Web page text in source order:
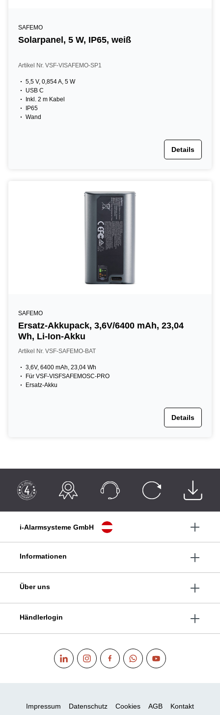
SAFEMO
Solarpanel, 5 W, IP65, weiß
Artikel Nr. VSF-VISAFEMO-SP1
5,5 V, 0,854 A, 5 W
USB C
Inkl. 2 m Kabel
IP65
Wand
Details
SAFEMO
Ersatz-Akkupack, 3,6V/6400 mAh, 23,04
Wh, Li-Ion-Akku
Artikel Nr. VSF-SAFEMO-BAT
3,6V, 6400 mAh, 23,04 Wh
Für VSF-VISFSAFEMOSC-PRO
Ersatz-Akku
Details
i-Alarmsysteme GmbH
Informationen
Über uns
Händlerlogin
Impressum Datenschutz Cookies AGB Kontakt